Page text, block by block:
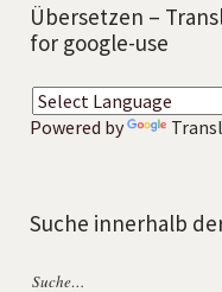
Übersetzen –
for google-use
Powered by
Suche innerhalb